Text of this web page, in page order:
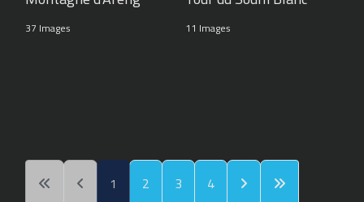
37 Images 11 Images
1 2 3 4